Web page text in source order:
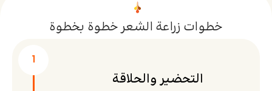
خطوات زراعة الشعر خطوة بخطوة
التحضير والحلاقة
1